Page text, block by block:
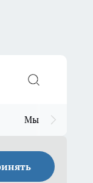
Мы в MAX